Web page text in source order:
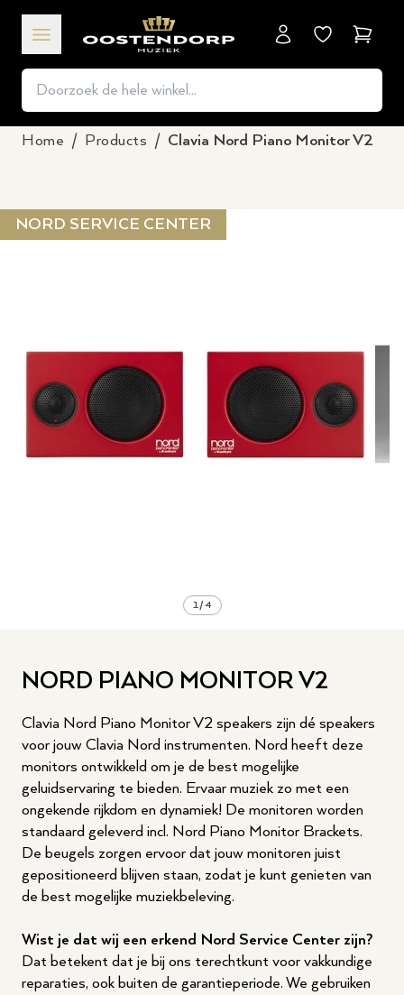
Home / Products / Clavia Nord Piano Monitor V2
NORD SERVICE CENTER
1/ 4
NORD PIANO MONITOR V2
Clavia Nord Piano Monitor V2 speakers zijn dé speakers
voor jouw Clavia Nord instrumenten. Nord heeft deze
monitors ontwikkeld om je de best mogelijke
geluidservaring te bieden. Ervaar muziek zo met een
ongekende rijkdom en dynamiek! De monitoren worden
standaard geleverd incl. Nord Piano Monitor Brackets.
De beugels zorgen ervoor dat jouw monitoren juist
gepositioneerd blijven staan, zodat je kunt genieten van
de best mogelijke muziekbeleving.
Wist je dat wij een erkend Nord Service Center zijn?
Dat betekent dat je bij ons terechtkunt voor vakkundige
reparaties, ook buiten de garantieperiode. We gebruiken